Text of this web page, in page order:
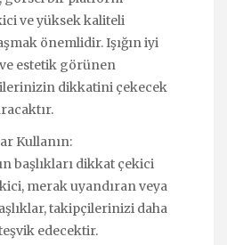
ve yüksek kaliteli
önemlidir. Işığın iyi
ve estetik görünen
dikkatini çekecek
Kullanın:
başlıkları dikkat çekici
merak uyandıran veya
takipçilerinizi daha
edecektir.